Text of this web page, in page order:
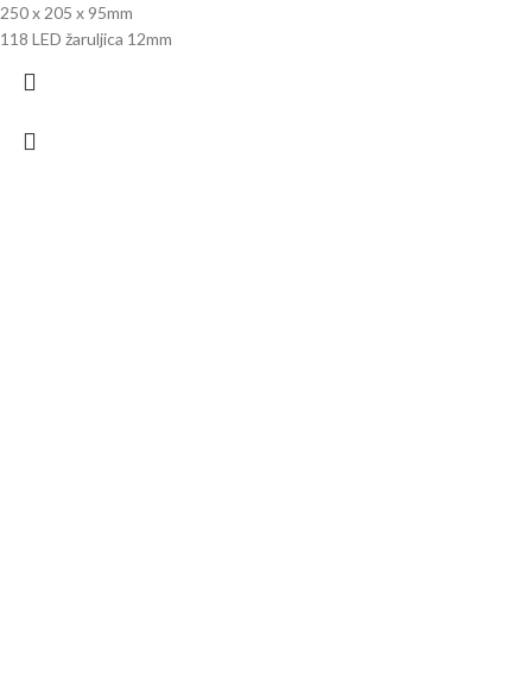
250 x 205 x 95mm
118 LED žaruljica 12mm